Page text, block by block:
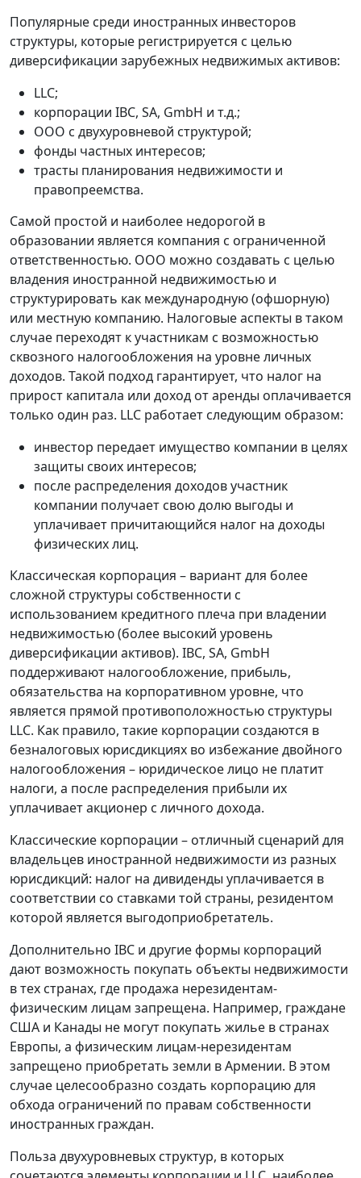
Популярные среди иностранных инвесторов
структуры, которые регистрируется с целью
диверсификации зарубежных недвижимых активов:
LLC;
корпорации IBC, SA, GmbH и т.д.;
ООО с двухуровневой структурой;
фонды частных интересов;
трасты планирования недвижимости и
правопреемства.
Самой простой и наиболее недорогой в
образовании является компания с ограниченной
ответственностью. ООО можно создавать с целью
владения иностранной недвижимостью и
структурировать как международную (офшорную)
или местную компанию. Налоговые аспекты в таком
случае переходят к участникам с возможностью
сквозного налогообложения на уровне личных
доходов. Такой подход гарантирует, что налог на
прирост капитала или доход от аренды оплачивается
только один раз. LLC работает следующим образом:
инвестор передает имущество компании в целях
защиты своих интересов;
после распределения доходов участник
компании получает свою долю выгоды и
уплачивает причитающийся налог на доходы
физических лиц.
Классическая корпорация – вариант для более
сложной структуры собственности с
использованием кредитного плеча при владении
недвижимостью (более высокий уровень
диверсификации активов). IBC, SA, GmbH
поддерживают налогообложение, прибыль,
обязательства на корпоративном уровне, что
является прямой противоположностью структуры
LLC. Как правило, такие корпорации создаются в
безналоговых юрисдикциях во избежание двойного
налогообложения – юридическое лицо не платит
налоги, а после распределения прибыли их
уплачивает акционер с личного дохода.
Классические корпорации – отличный сценарий для
владельцев иностранной недвижимости из разных
юрисдикций: налог на дивиденды уплачивается в
соответствии со ставками той страны, резидентом
которой является выгодоприобретатель.
Дополнительно IBC и другие формы корпораций
дают возможность покупать объекты недвижимости
в тех странах, где продажа нерезидентам-
физическим лицам запрещена. Например, граждане
США и Канады не могут покупать жилье в странах
Европы, а физическим лицам-нерезидентам
запрещено приобретать земли в Армении. В этом
случае целесообразно создать корпорацию для
обхода ограничений по правам собственности
иностранных граждан.
Польза двухуровневых структур, в которых